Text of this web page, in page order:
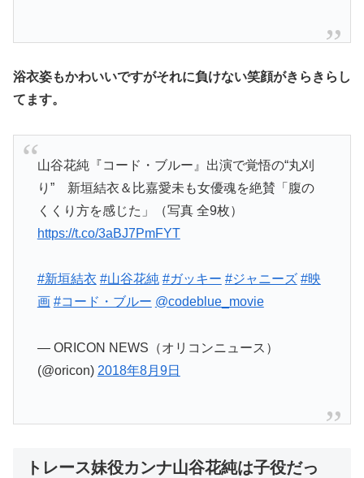
浴衣姿もかわいいですがそれに負けない笑顔がきらきらし
てます。
山谷花純『コード・ブルー』出演で覚悟の“丸刈
り” 新垣結衣＆比嘉愛未も女優魂を絶賛「腹の
くくり方を感じた」（写真 全9枚）
https://t.co/3aBJ7PmFYT
#新垣結衣 #山谷花純 #ガッキー #ジャニーズ #映
画 #コード・ブルー @codeblue_movie
— ORICON NEWS（オリコンニュース）
(@oricon) 2018年8月9日
トレース妹役カンナ山谷花純は子役だっ